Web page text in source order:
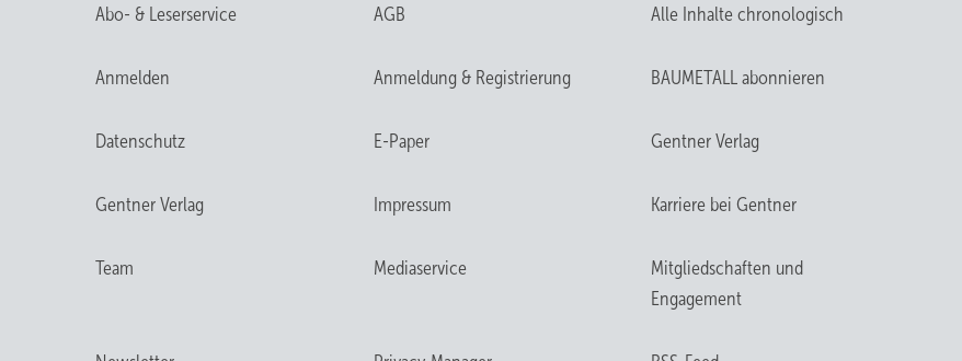
Abo- & Leserservice AGB Alle Inhalte chronologisch
Anmelden Anmeldung & Registrierung BAUMETALL abonnieren
Datenschutz E-Paper Gentner Verlag
Gentner Verlag Impressum Karriere bei Gentner
Team Mediaservice
Mitgliedschaften und
Engagement